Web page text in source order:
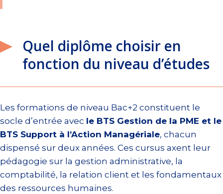
Quel diplôme choisir en
fonction du niveau d’études
Les formations de niveau Bac+2 constituent le
socle d’entrée avec le BTS Gestion de la PME et le
BTS Support à l’Action Managériale, chacun
dispensé sur deux années. Ces cursus axent leur
pédagogie sur la gestion administrative, la
comptabilité, la relation client et les fondamentaux
des ressources humaines.